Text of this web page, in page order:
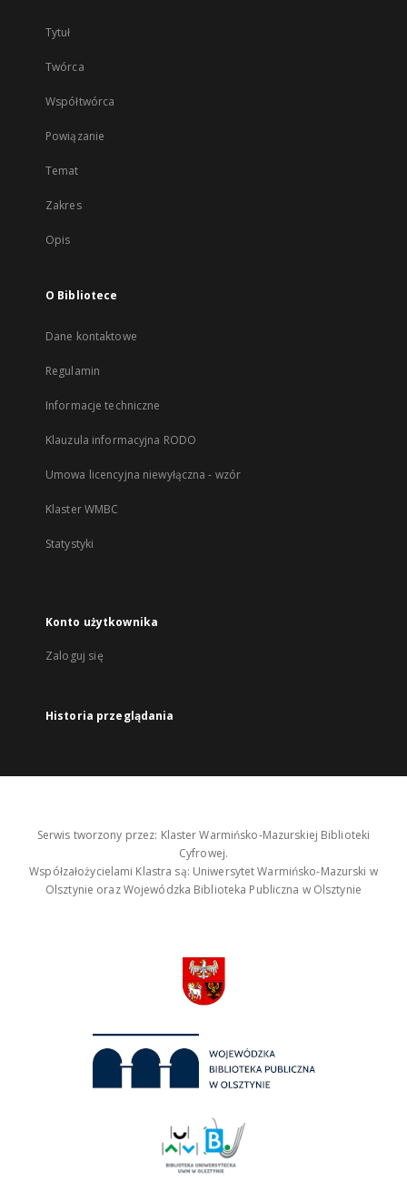
Tytuł
Twórca
Współtwórca
Powiązanie
Temat
Zakres
Opis
O Bibliotece
Dane kontaktowe
Regulamin
Informacje techniczne
Klauzula informacyjna RODO
Umowa licencyjna niewyłączna - wzór
Klaster WMBC
Statystyki
Konto użytkownika
Zaloguj się
Historia przeglądania
Serwis tworzony przez: Klaster Warmińsko-Mazurskiej Biblioteki
Cyfrowej.
Współzałożycielami Klastra są: Uniwersytet Warmińsko-Mazurski w
Olsztynie oraz Wojewódzka Biblioteka Publiczna w Olsztynie